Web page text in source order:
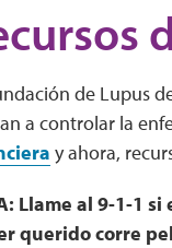
de Lupus
a controlar la
y ahora,
Llame al 9-1-1
querido corre